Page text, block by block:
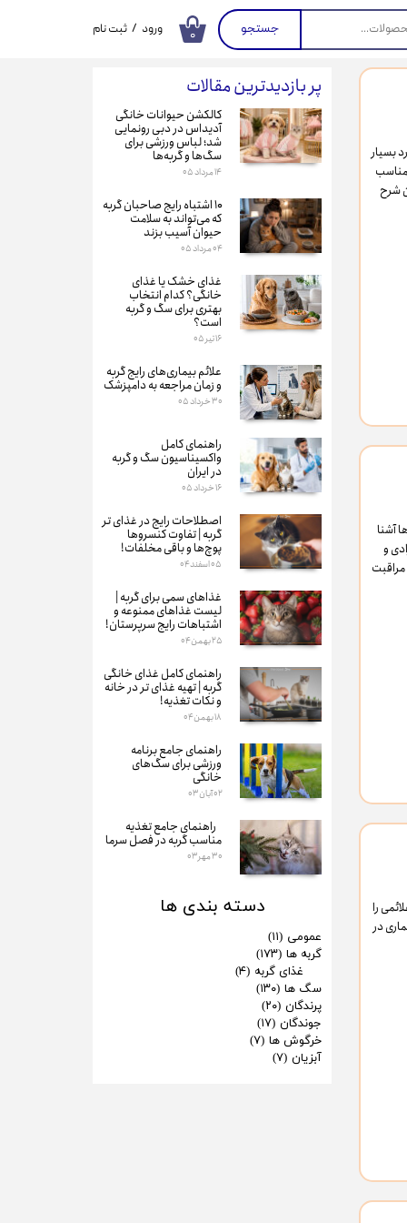
۰ جستجو ورود / ثبت نام
سفارشات
بسیار
شرح
ها آشنا
و
مراقبت
را
در
پر بازدیدترین مقالات
کالکشن حیوانات خانگی
آدیداس در دبی رونمایی
شد؛ لباس ورزشی برای
سگ‌ها و گربه‌ها
۱۴ مرداد ۰۵
۱۰ اشتباه رایج صاحبان گربه
که می‌تواند به سلامت
حیوان آسیب بزند
۰۴ مرداد ۰۵
غذای خشک یا غذای
خانگی؟ کدام انتخاب
بهتری برای سگ و گربه
است؟
۱۶ تیر ۰۵
علائم بیماری‌های رایج گربه
و زمان مراجعه به دامپزشک
۳۰ خرداد ۰۵
راهنمای کامل
واکسیناسیون سگ و گربه
در ایران
۱۶ خرداد ۰۵
اصطلاحات رایج در غذای تر
گربه | تفاوت کنسروها
پوچ‌ها و باقی مخلفات!
۰۵ اسفند ۰۴
غذاهای سمی برای گربه‌ |
لیست غذاهای ممنوعه و
اشتباهات رایج سرپرستان!
۲۵ بهمن ۰۴
راهنمای کامل غذای خانگی
گربه | تهیه غذای تر در خانه
و نکات تغذیه!
۱۸ بهمن ۰۴
راهنمای جامع برنامه
ورزشی برای سگ‌های
خانگی
۰۲ آبان ۰۳
راهنمای جامع تغذیه
مناسب گربه در فصل سرما
۳۰ مهر ۰۳
دسته بندی ها
عمومی (۱۱)
گربه ها (۱۷۳)
غذای گربه (۴)
سگ ها (۱۳۰)
پرندگان (۲۰)
جوندگان (۱۷)
خرگوش ها (۷)
آبزیان (۷)